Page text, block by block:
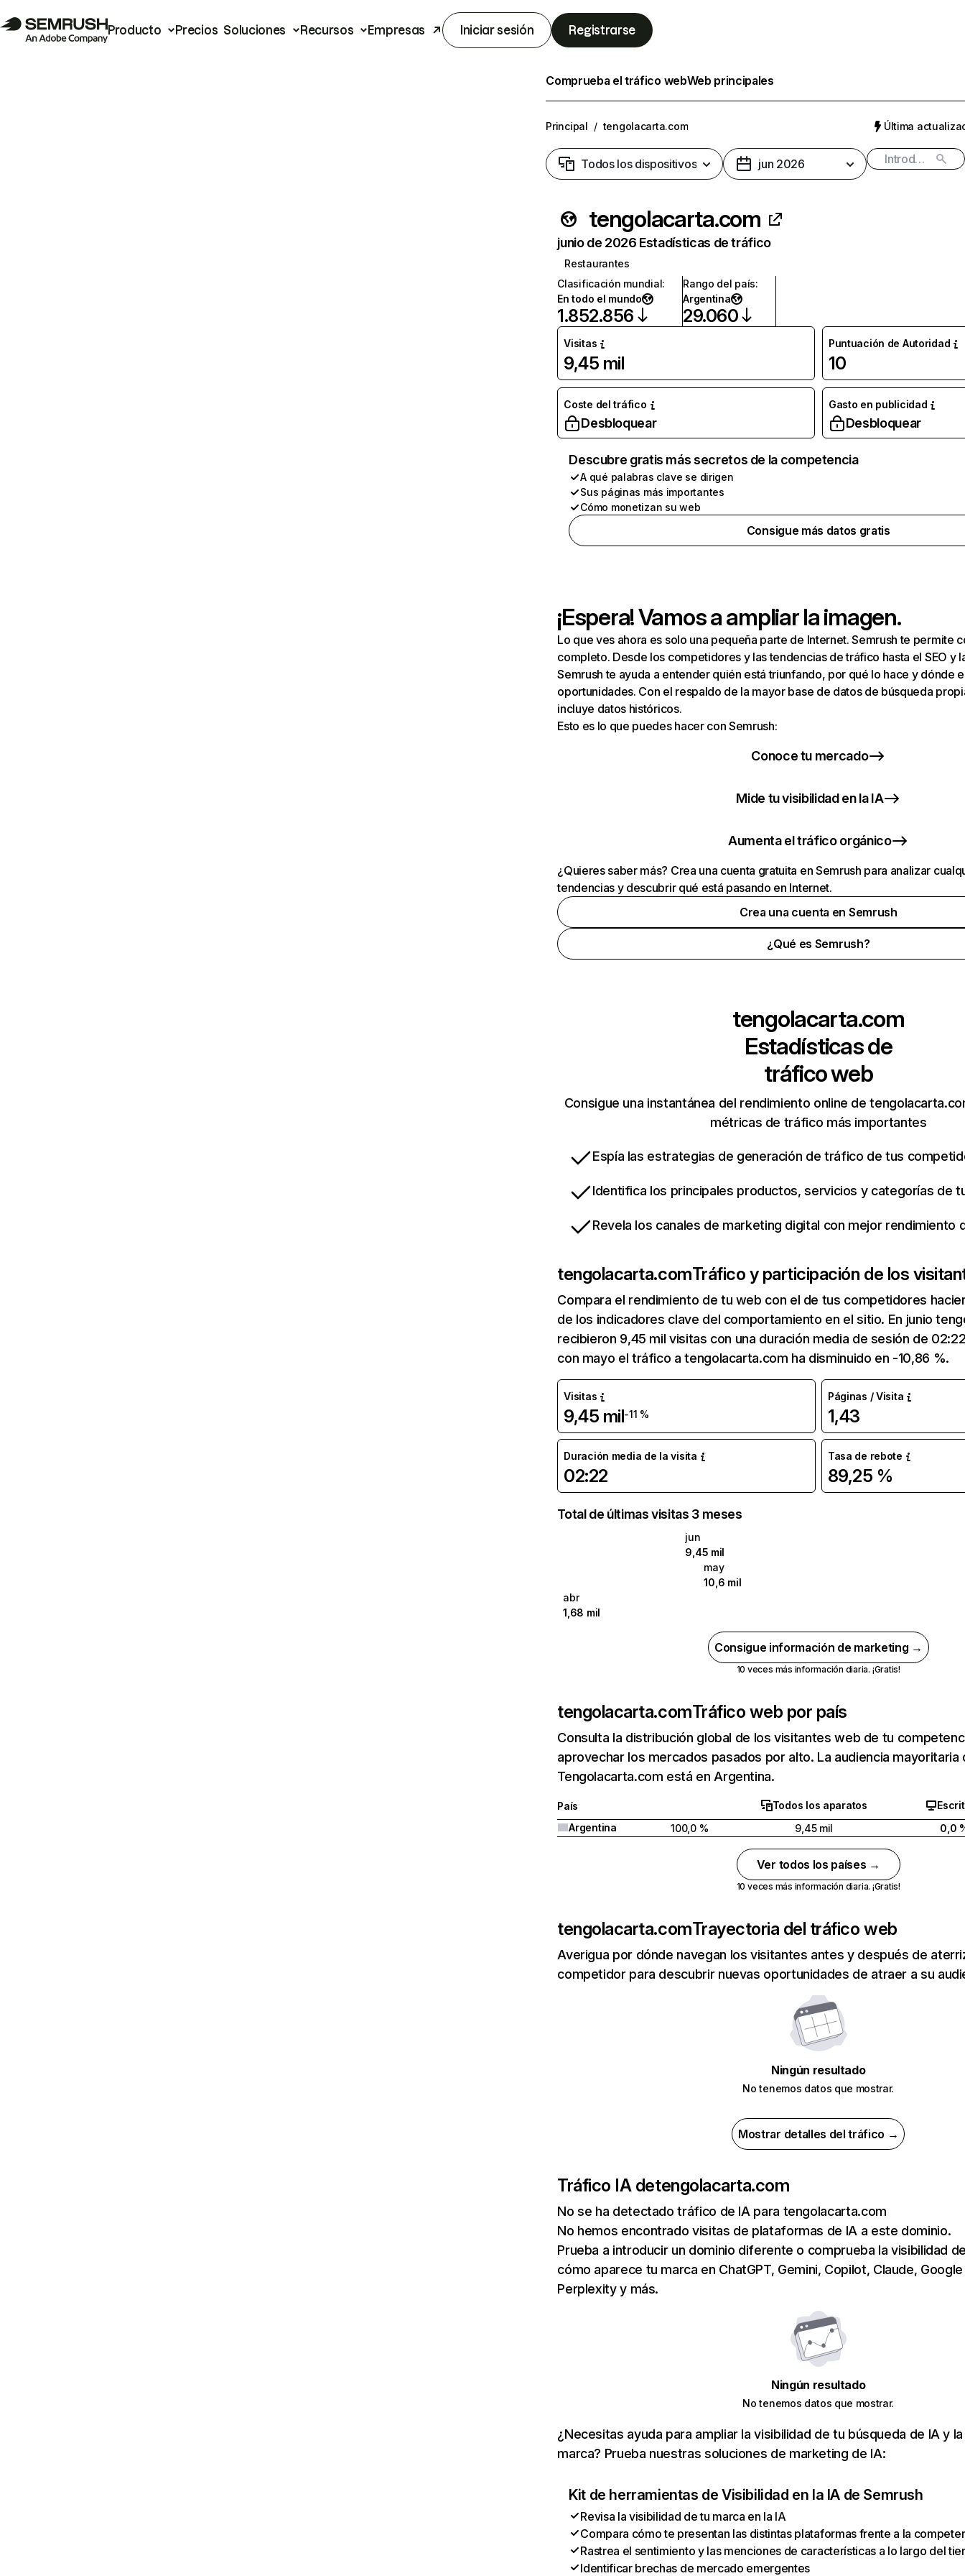
Producto Precios Soluciones Recursos Empresas Iniciar sesión Registrarse
Comprueba el tráfico webWeb principales
Principal / tengolacarta.com Última
Todos los dispositivos jun 2026
tengolacarta.com
junio de 2026 Estadísticas de tráfico
Restaurantes
Clasificación mundial:
En todo el mundo
1.852.856
Rango del país:
Argentina
29.060
Visitas
9,45 mil
Puntuación de Autoridad
10
Coste del tráfico
Desbloquear
Gasto en publicidad
Desbloquear
Descubre gratis más secretos de la competencia
A qué palabras clave se dirigen
Sus páginas más importantes
Cómo monetizan su web
Consigue más datos gratis
¡Espera! Vamos a ampliar la imagen.
Lo que ves ahora es solo una pequeña parte de Internet. Semrush te permite
completo. Desde los competidores y las tendencias de tráfico hasta el SEO y
Semrush te ayuda a entender quién está triunfando, por qué lo hace y dónde
oportunidades. Con el respaldo de la mayor base de datos de búsqueda
incluye datos históricos.
Esto es lo que puedes hacer con Semrush:
Conoce tu mercado
Mide tu visibilidad en la IA
Aumenta el tráfico orgánico
¿Quieres saber más? Crea una cuenta gratuita en Semrush para analizar
tendencias y descubrir qué está pasando en Internet.
Crea una cuenta en Semrush
¿Qué es Semrush?
tengolacarta.com
Estadísticas de
tráfico web
Consigue una instantánea del rendimiento online de
métricas de tráfico más importantes
Espía las estrategias de generación de tráfico de tus
Identifica los principales productos, servicios y categorías de
Revela los canales de marketing digital con mejor rendimiento
tengolacarta.comTráfico y participación de los
Compara el rendimiento de tu web con el de tus competidores
de los indicadores clave del comportamiento en el sitio. En junio
recibieron 9,45 mil visitas con una duración media de sesión de
con mayo el tráfico a tengolacarta.com ha disminuido en -10,86 %.
Visitas
9,45 mil-11 %
Páginas / Visita
1,43
Duración media de la visita
02:22
Tasa de rebote
89,25 %
Total de últimas visitas 3 meses
jun
9,45 mil
may
10,6 mil
abr
1,68 mil
Consigue información de marketing →
10 veces más información diaria. ¡Gratis!
tengolacarta.comTráfico web por país
Consulta la distribución global de los visitantes web de tu
aprovechar los mercados pasados por alto. La audiencia mayoritaria
Tengolacarta.com está en Argentina.
País Todos los aparatos
Argentina
100,0 % 9,45 mil 0,0
Ver todos los países →
10 veces más información diaria. ¡Gratis!
tengolacarta.comTrayectoria del tráfico web
Averigua por dónde navegan los visitantes antes y después de
competidor para descubrir nuevas oportunidades de atraer a su
Ningún resultado
No tenemos datos que mostrar.
Mostrar detalles del tráfico →
Tráfico IA detengolacarta.com
No se ha detectado tráfico de IA para tengolacarta.com
No hemos encontrado visitas de plataformas de IA a este dominio.
Prueba a introducir un dominio diferente o comprueba la visibilidad
cómo aparece tu marca en ChatGPT, Gemini, Copilot, Claude,
Perplexity y más.
Ningún resultado
No tenemos datos que mostrar.
¿Necesitas ayuda para ampliar la visibilidad de tu búsqueda de IA y
marca? Prueba nuestras soluciones de marketing de IA:
Kit de herramientas de Visibilidad en la IA de Semrush
Revisa la visibilidad de tu marca en la IA
Compara cómo te presentan las distintas plataformas frente a la
Rastrea el sentimiento y las menciones de características a lo largo del
Identificar brechas de mercado emergentes